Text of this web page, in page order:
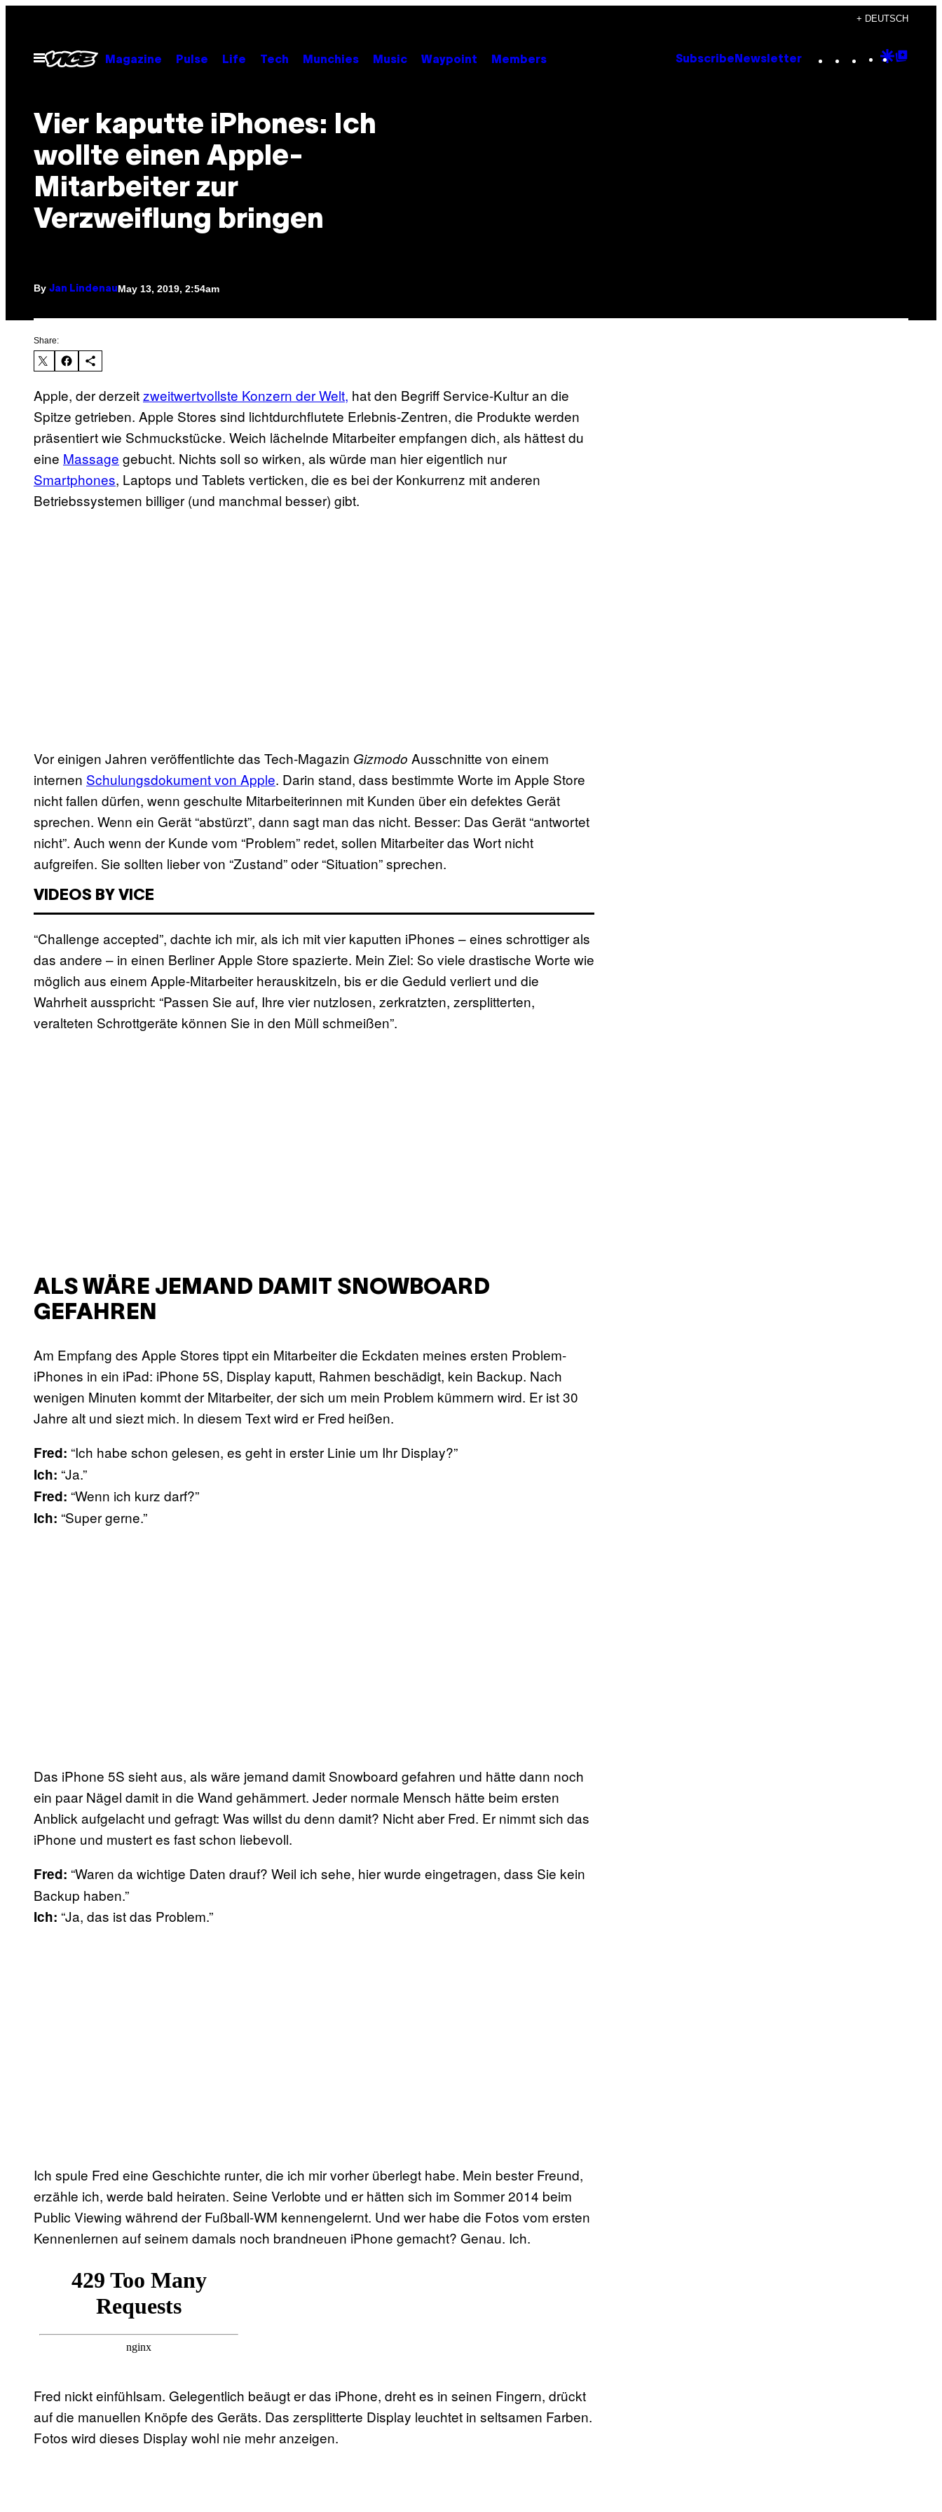
content
+ DEUTSCH
Open
Menu
Magazine Pulse Life Tech Munchies Music Waypoint Members Subscribe Newsletter Instagram
TikTok
YouTube
Google
Vier kaputte iPhones: Ich
wollte einen Apple-
Mitarbeiter zur
Verzweiflung bringen
By Jan Lindenau May 13, 2019, 2:54am
Share:
Apple, der derzeitzweitwertvollste Konzern der Welt, hat den Begriff Service-Kultur an die
Spitze getrieben. Apple Stores sind lichtdurchflutete Erlebnis-Zentren, die Produkte werden
präsentiert wie Schmuckstücke. Weich lächelnde Mitarbeiter empfangen dich, als hättest du
eine Massage gebucht. Nichts soll so wirken, als würde man hier eigentlich nur
Smartphones, Laptops und Tablets verticken, die es bei der Konkurrenz mit anderen
Betriebssystemen billiger (und manchmal besser) gibt.
Vor einigen Jahren veröffentlichte das Tech-Magazin Gizmodo Ausschnitte von einem
internen Schulungsdokument von Apple. Darin stand, dass bestimmte Worte im Apple Store
nicht fallen dürfen, wenn geschulte Mitarbeiterinnen mit Kunden über ein defektes Gerät
sprechen. Wenn ein Gerät “abstürzt”, dann sagt man das nicht. Besser: Das Gerät “antwortet
nicht”. Auch wenn der Kunde vom “Problem” redet, sollen Mitarbeiter das Wort nicht
aufgreifen. Sie sollten lieber von “Zustand” oder “Situation” sprechen.
VIDEOS BY VICE
“Challenge accepted”, dachte ich mir, als ich mit vier kaputten iPhones – eines schrottiger als
das andere – in einen Berliner Apple Store spazierte. Mein Ziel: So viele drastische Worte wie
möglich aus einem Apple-Mitarbeiter herauskitzeln, bis er die Geduld verliert und die
Wahrheit ausspricht: “Passen Sie auf, Ihre vier nutzlosen, zerkratzten, zersplitterten,
veralteten Schrottgeräte können Sie in den Müll schmeißen”.
ALS WÄRE JEMAND DAMIT SNOWBOARD
GEFAHREN
Am Empfang des Apple Stores tippt ein Mitarbeiter die Eckdaten meines ersten Problem-
iPhones in ein iPad: iPhone 5S, Display kaputt, Rahmen beschädigt, kein Backup. Nach
wenigen Minuten kommt der Mitarbeiter, der sich um mein Problem kümmern wird. Er ist 30
Jahre alt und siezt mich. In diesem Text wird er Fred heißen.
Fred: “Ich habe schon gelesen, es geht in erster Linie um Ihr Display?”
Ich: “Ja.”
Fred: “Wenn ich kurz darf?”
Ich: “Super gerne.”
Das iPhone 5S sieht aus, als wäre jemand damit Snowboard gefahren und hätte dann noch
ein paar Nägel damit in die Wand gehämmert. Jeder normale Mensch hätte beim ersten
Anblick aufgelacht und gefragt: Was willst du denn damit? Nicht aber Fred. Er nimmt sich das
iPhone und mustert es fast schon liebevoll.
Fred: “Waren da wichtige Daten drauf? Weil ich sehe, hier wurde eingetragen, dass Sie kein
Backup haben.”
Ich: “Ja, das ist das Problem.”
Ich spule Fred eine Geschichte runter, die ich mir vorher überlegt habe. Mein bester Freund,
erzähle ich, werde bald heiraten. Seine Verlobte und er hätten sich im Sommer 2014 beim
Public Viewing während der Fußball-WM kennengelernt. Und wer habe die Fotos vom ersten
Kennenlernen auf seinem damals noch brandneuen iPhone gemacht? Genau. Ich.
Fred nickt einfühlsam. Gelegentlich beäugt er das iPhone, dreht es in seinen Fingern, drückt
auf die manuellen Knöpfe des Geräts. Das zersplitterte Display leuchtet in seltsamen Farben.
Fotos wird dieses Display wohl nie mehr anzeigen.